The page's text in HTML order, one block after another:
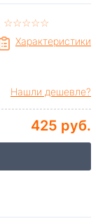
☆☆☆☆☆
★★★★★
Характеристики
Нашли дешевле?
425 руб.